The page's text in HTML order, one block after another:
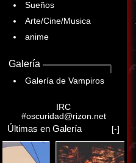
Sueños
Arte/Cine/Musica
anime
Galería
Galería de Vampiros
IRC
#oscuridad@rizon.net
Últimas en Galería [-]